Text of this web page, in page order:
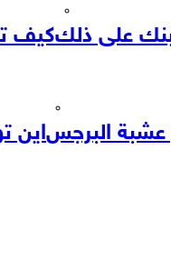
على ذلككيف
عشبة البرجساين